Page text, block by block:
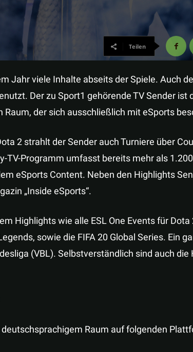
Teilen
Jahr viele Inhalte abseits der Spiele. Auch
Der zu Sport1 gehörende TV Sender ist
Raum, der sich ausschließlich mit eSports
2 strahlt der Sender auch Turniere über
TV-Programm umfasst bereits mehr als
eSports Content. Neben den Highlights
„Inside eSports“.
Highlights wie alle ESL One Events für Dota
sowie die FIFA 20 Global Series. Ein
(VBL). Selbstverständlich sind auch
Raum auf folgenden